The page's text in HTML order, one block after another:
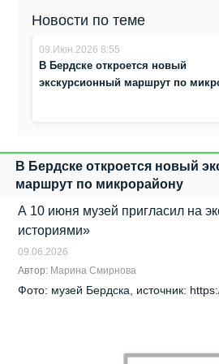
Новости по теме
09.Июн.2026 8:55
В Бердске откроется новый
экскурсионный маршрут по
В Бердске откроется новый
маршрут по микрорайону
А 10 июня музей пригласил на
историями»
09.06.2026
Автор: Марина Смирнова
Фото: музей Бердска, источник: